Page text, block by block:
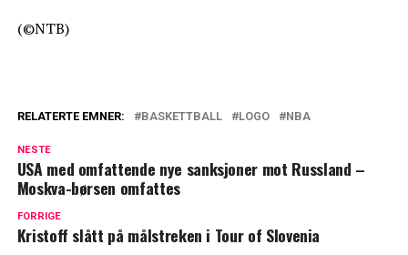
(©NTB)
RELATERTE EMNER: BASKETTBALL LOGO NBA
NESTE
USA med omfattende nye sanksjoner mot Russland –
Moskva-børsen omfattes
FORRIGE
Kristoff slått på målstreken i Tour of Slovenia